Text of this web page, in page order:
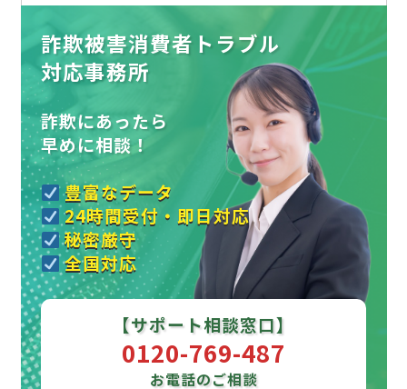
詐欺被害消費者トラブル
対応事務所
詐欺にあったら
早めに相談！
豊富なデータ
24時間受付・即日対応
秘密厳守
全国対応
【サポート相談窓口】
0120-769-487
お電話のご相談